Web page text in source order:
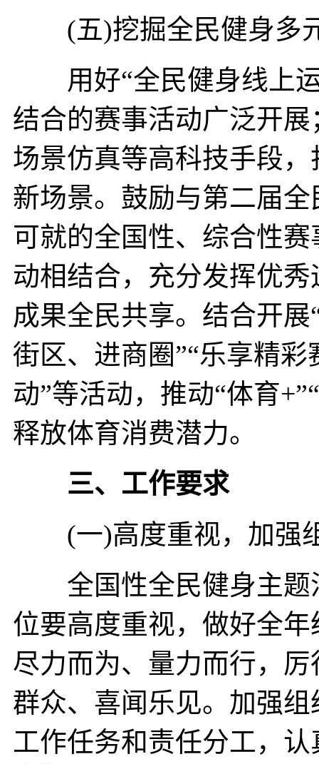
(五)挖掘全民健身多
用好“全民健身线上运
结合的赛事活动广泛开
场景仿真等高科技手段
新场景。鼓励与第二届
可就的全国性、综合性
动相结合，充分发挥优
成果全民共享。结合开
街区、进商圈”“乐享精
动”等活动，推动“体育
释放体育消费潜力。
三、工作要求
(一)高度重视，加强
全国性全民健身主题
位要高度重视，做好全
尽力而为、量力而行，
群众、喜闻乐见。加强
工作任务和责任分工，